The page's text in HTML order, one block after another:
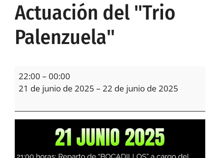
Actuación del "Trio
Palenzuela"
22:00 – 00:00
21 de junio de 2025 – 22 de junio de 2025